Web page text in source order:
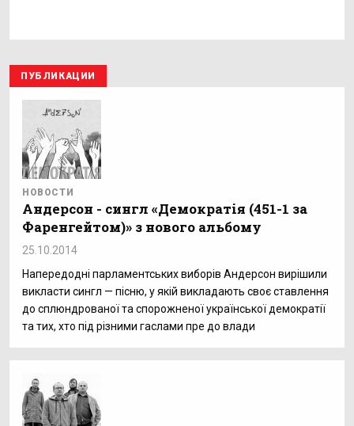
ПУБЛИКАЦИИ
НОВОСТИ
Андерсон - сингл «Демократія (451-1 за
Фаренгейтом)» з нового альбому
25.10.2014
Напередодні парламентських виборів Андерсон вирішили
викласти сингл — пісню, у якій викладають своє ставлення
до сплюндрованої та спорожненої української демократії
та тих, хто під різними гаслами пре до влади